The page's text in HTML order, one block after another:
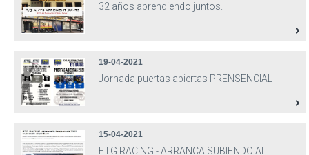
32 años aprendiendo juntos.
19-04-2021
Jornada puertas abiertas PRENSENCIAL
15-04-2021
ETG RACING - ARRANCA SUBIENDO AL